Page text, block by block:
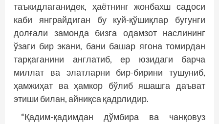
таъкидлаганидек, ҳаётнинг жонбахш садоси
каби янграйдиган бу куй-қўшиқлар бугунги
долғали замонда бизга одамзот наслининг
ўзаги бир экани, бани башар ягона томирдан
тарқаганини англатиб, ер юзидаги барча
миллат ва элатларни бир-бирини тушуниб,
ҳамжиҳат ва ҳамкор бўлиб яшашга даъват
этиши билан, айниқса қадрлидир.
“Қадим-қадимдан дўмбира ва чанқовуз